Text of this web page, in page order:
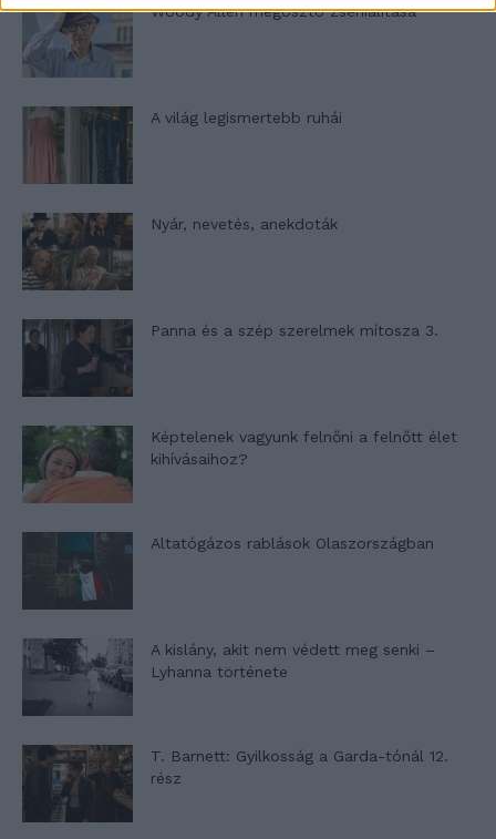
Woody Allen megosztó zsenialitása
A világ legismertebb ruhái
Nyár, nevetés, anekdoták
Panna és a szép szerelmek mítosza 3.
Képtelenek vagyunk felnőni a felnőtt élet
kihívásaihoz?
Altatógázos rablások Olaszországban
A kislány, akit nem védett meg senki –
Lyhanna története
T. Barnett: Gyilkosság a Garda-tónál 12.
rész